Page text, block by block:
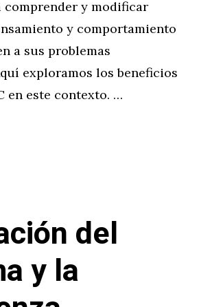
comprender y modificar
y comportamiento
a sus problemas
exploramos los beneficios
en este contexto. …
del
y la